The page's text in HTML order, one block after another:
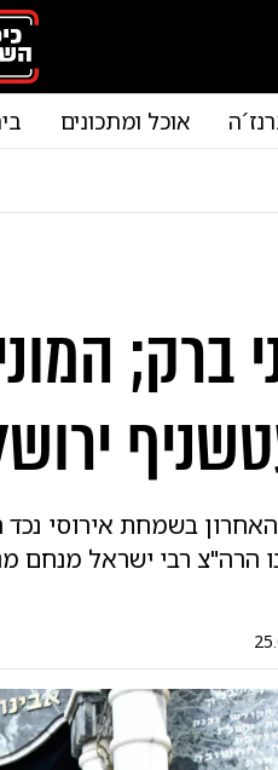
אוכל ומתכונים
ברק;
בשמחת אירוסי
הרה"צ רבי ישראל מנחם